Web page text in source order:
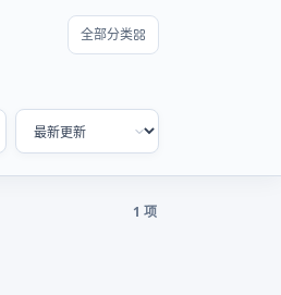
全部分类
1 项